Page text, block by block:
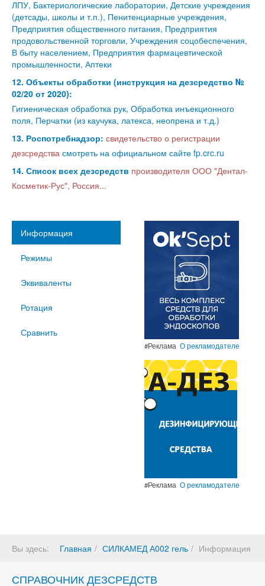
ЛПУ, Бактериологические лаборатории, Детские учреждения
(детсады, школы и т.п.), Пенитенциарные учреждения,
Предприятия общественного питания, Предприятия
продовольственной торговли, Учреждения соцобеспечения,
В быту населением, Предприятия фармацевтической
промышленности, Аптеки
12. Объекты обработки (инструкция на дезсредство №
02/20 от 2020):
Гигиеническая обработка рук, Обработка инъекционного
поля, Перчатки (из каучука, латекса, неопрена и т.д.)
13. Роспотребнадзор: свидетельство о регистрации
дезсредства смотреть на официальном сайте fp.crc.ru
14. Список всех дезсредств производителя ООО "Дентал-
Косметик-Рус", Россия...
Информация
Режимы
Эквиваленты
Ротация
Сравнить
#Реклама О рекламодателе
#Реклама О рекламодателе
Вы здесь: Главная СИЛКАМЕД А002 гель Информация
СПРАВОЧНИК ДЕЗСРЕДСТВ